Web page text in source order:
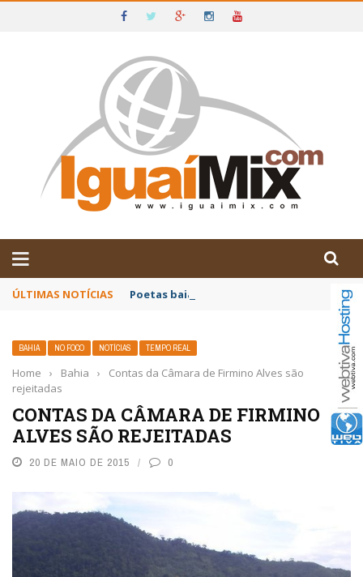
IGUAÍ E SUDOESTE DA BAHIA
ÚLTIMAS NOTÍCIAS Poetas baianos representam o Brasil no
BAHIA NO FOCO NOTÍCIAS TEMPO REAL
Home › Bahia ›
Contas da Câmara de Firmino Alves são
rejeitadas
CONTAS DA CÂMARA DE FIRMINO
ALVES SÃO REJEITADAS
20 DE MAIO DE 2015 0